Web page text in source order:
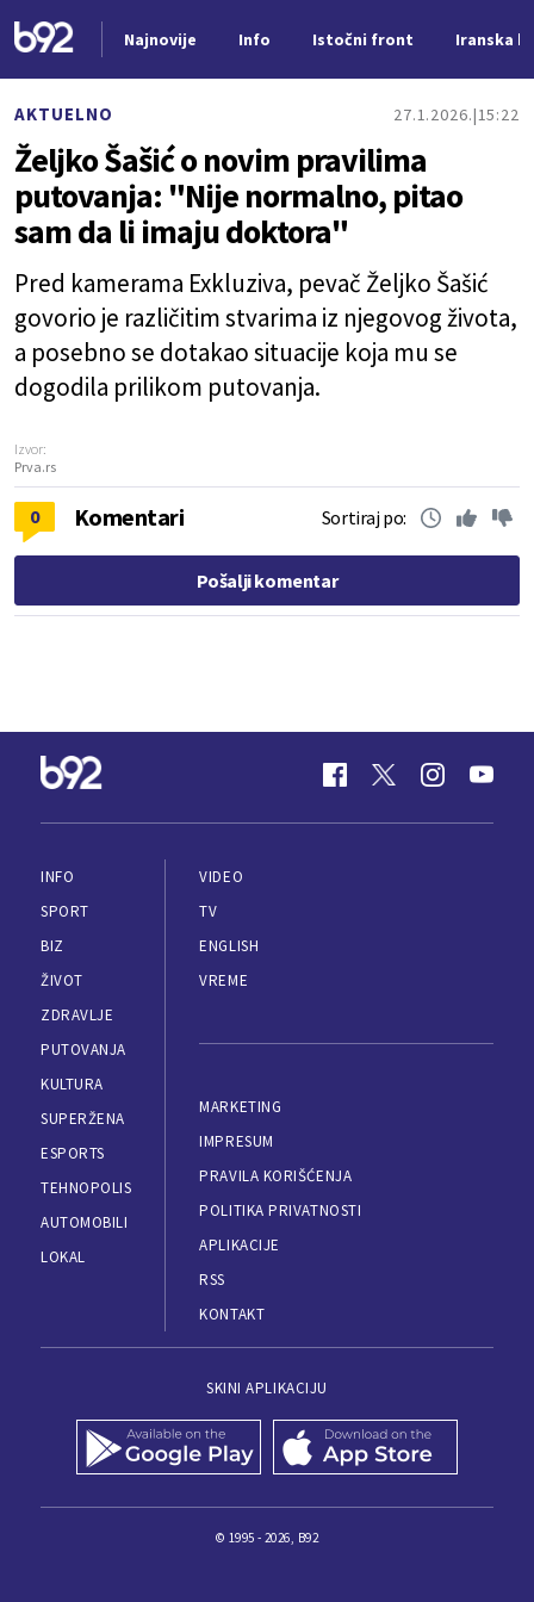
Najnovije Info Istočni front Iranska
AKTUELNO 27.1.2026. 15:22
Željko Šašić o novim pravilima
putovanja: "Nije normalno, pitao
sam da li imaju doktora"
Pred kamerama Exkluziva, pevač Željko Šašić
govorio je različitim stvarima iz njegovog života,
a posebno se dotakao situacije koja mu se
dogodila prilikom putovanja.
Izvor:
Prva.rs
0 Komentari Sortiraj po:
Pošalji komentar
INFO
SPORT
BIZ
ŽIVOT
ZDRAVLJE
PUTOVANJA
KULTURA
SUPERŽENA
ESPORTS
TEHNOPOLIS
AUTOMOBILI
LOKAL
VIDEO
TV
ENGLISH
VREME
MARKETING
IMPRESUM
PRAVILA KORIŠĆENJA
POLITIKA PRIVATNOSTI
APLIKACIJE
RSS
KONTAKT
SKINI APLIKACIJU
© 1995 - 2026, B92